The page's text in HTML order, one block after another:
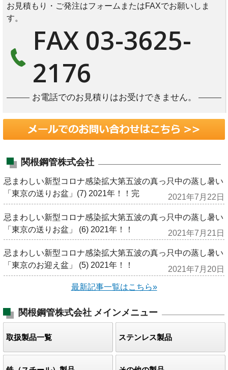
お見積もり・ご発注はフォームまたはFAXでお願いしま
す。
FAX 03-3625-
2176
お電話でのお見積りはお受けできません。
関根鋼管株式会社
忌まわしい新型コロナ感染拡大第五波の真っ只中の蒸し暑い
「東京の送りお盆」(7) 2021年！！完
2021年7月22日
忌まわしい新型コロナ感染拡大第五波の真っ只中の蒸し暑い
「東京の送りお盆」 (6) 2021年！！
2021年7月21日
忌まわしい新型コロナ感染拡大第五波の真っ只中の蒸し暑い
「東京のお迎え盆」 (5) 2021年！！
2021年7月20日
最新記事一覧はこちら»
関根鋼管株式会社 メインメニュー
取扱製品一覧 ステンレス製品